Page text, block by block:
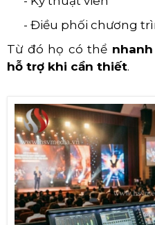
- Điều phối chương
Từ đó họ có thể
hỗ trợ khi cần thiết.